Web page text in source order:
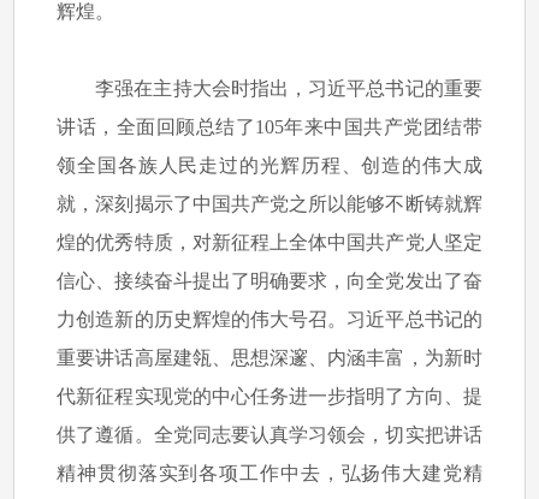
辉煌。
李强在主持大会时指出，习近平总书记的重要
讲话，全面回顾总结了105年来中国共产党团结带
领全国各族人民走过的光辉历程、创造的伟大成
就，深刻揭示了中国共产党之所以能够不断铸就辉
煌的优秀特质，对新征程上全体中国共产党人坚定
信心、接续奋斗提出了明确要求，向全党发出了奋
力创造新的历史辉煌的伟大号召。习近平总书记的
重要讲话高屋建瓴、思想深邃、内涵丰富，为新时
代新征程实现党的中心任务进一步指明了方向、提
供了遵循。全党同志要认真学习领会，切实把讲话
精神贯彻落实到各项工作中去，弘扬伟大建党精